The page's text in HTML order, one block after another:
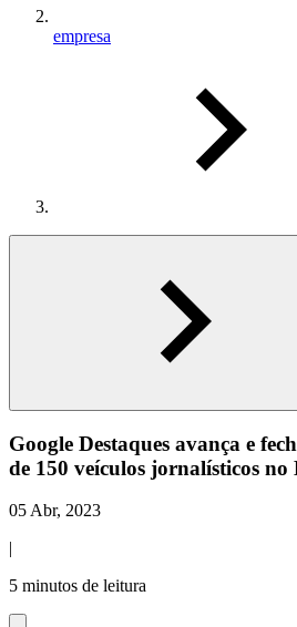
empresa
Google Destaques avança e
de 150 veículos jornalísticos no
05 Abr, 2023
|
5 minutos de leitura